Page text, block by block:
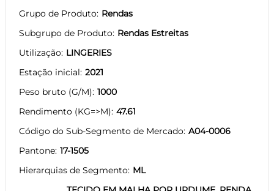
Grupo de Produto Rendas
Subgrupo de Produto Rendas Estreitas
Utilização LINGERIES
Estação inicial 2021
Peso bruto (G/M) 1000
Rendimento (KG=>M) 47.61
Código do Sub-Segmento de Mercado A04-0006
Pantone 17-1505
Hierarquias de Segmento ML